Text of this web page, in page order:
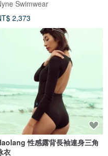
Swimwear
2,373
性感露背長袖連身三角
衣